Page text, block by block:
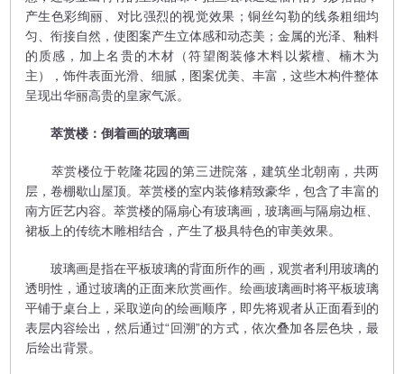
产生色彩绚丽、对比强烈的视觉效果；铜丝勾勒的线条粗细均
匀、衔接自然，使图案产生立体感和动态美；金属的光泽、釉料
的质感，加上名贵的木材（符望阁装修木料以紫檀、楠木为
主），饰件表面光滑、细腻，图案优美、丰富，这些木构件整体
呈现出华丽高贵的皇家气派。
萃赏楼：倒着画的玻璃画
萃赏楼位于乾隆花园的第三进院落，建筑坐北朝南，共两
层，卷棚歇山屋顶。萃赏楼的室内装修精致豪华，包含了丰富的
南方匠艺内容。萃赏楼的隔扇心有玻璃画，玻璃画与隔扇边框、
裙板上的传统木雕相结合，产生了极具特色的审美效果。
玻璃画是指在平板玻璃的背面所作的画，观赏者利用玻璃的
透明性，通过玻璃的正面来欣赏画作。绘画玻璃画时将平板玻璃
平铺于桌台上，采取逆向的绘画顺序，即先将观者从正面看到的
表层内容绘出，然后通过“回溯”的方式，依次叠加各层色块，最
后绘出背景。